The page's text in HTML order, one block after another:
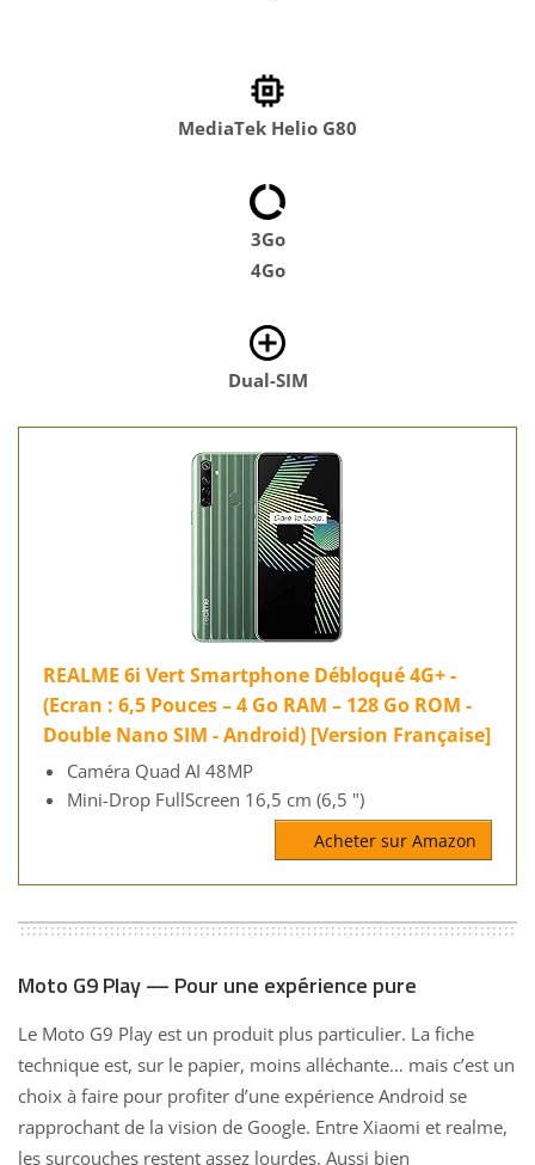
MediaTek Helio G80
3Go
4Go
Dual-SIM
REALME 6i Vert Smartphone Débloqué 4G+ -
(Ecran : 6,5 Pouces – 4 Go RAM – 128 Go ROM -
Double Nano SIM - Android) [Version Française]
Caméra Quad AI 48MP
Mini-Drop FullScreen 16,5 cm (6,5 ")
Acheter sur Amazon
Moto G9 Play — Pour une expérience pure
Le Moto G9 Play est un produit plus particulier. La fiche
technique est, sur le papier, moins alléchante… mais c’est un
choix à faire pour profiter d’une expérience Android se
rapprochant de la vision de Google. Entre Xiaomi et realme,
les surcouches restent assez lourdes. Aussi bien